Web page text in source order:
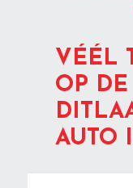
VÉÉL
OP DE
AUTO